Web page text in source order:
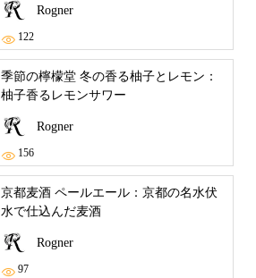
Rogner
122
季節の檸檬堂 冬の香る柚子とレモン：
柚子香るレモンサワー
Rogner
156
京都麦酒 ペールエール：京都の名水伏
水で仕込んだ麦酒
Rogner
97